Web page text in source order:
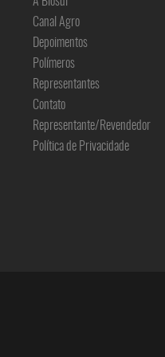
Canal Agro
Depoimentos
Polímeros
Representantes
Contato
Representante/Revendedor
Política de Privacidade